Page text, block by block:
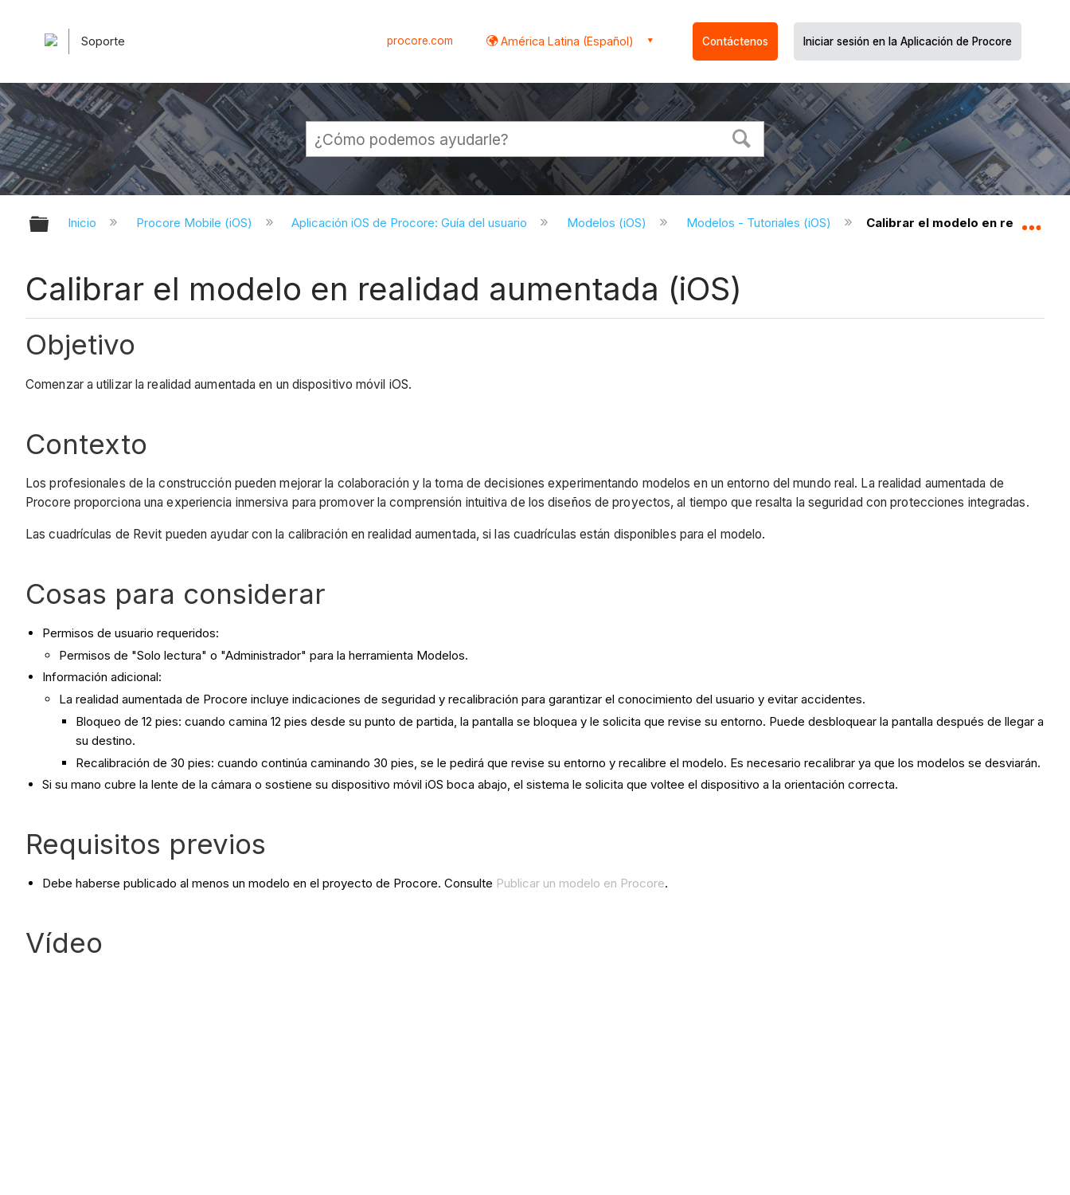
Soporte procore.com América Latina (Español) Contáctenos Iniciar sesión en la Aplicación de Procore
Expandir/contraer jerarquía global
Inicio Procore Mobile (iOS) Aplicación iOS de Procore: Guía del usuario Modelos (iOS) Modelos - Tutoriales (iOS) Calibrar el modelo en realidad
Calibrar el modelo en realidad aumentada (iOS)
Objetivo
Comenzar a utilizar la realidad aumentada en un dispositivo móvil iOS.
Contexto
Los profesionales de la construcción pueden mejorar la colaboración y la toma de decisiones experimentando modelos en un entorno del mundo real. La realidad aumentada de
Procore proporciona una experiencia inmersiva para promover la comprensión intuitiva de los diseños de proyectos, al tiempo que resalta la seguridad con protecciones integradas.
Las cuadrículas de Revit pueden ayudar con la calibración en realidad aumentada, si las cuadrículas están disponibles para el modelo.
Cosas para considerar
Permisos de usuario requeridos:
Permisos de "Solo lectura" o "Administrador" para la herramienta Modelos.
Información adicional:
La realidad aumentada de Procore incluye indicaciones de seguridad y recalibración para garantizar el conocimiento del usuario y evitar accidentes.
Bloqueo de 12 pies: cuando camina 12 pies desde su punto de partida, la pantalla se bloquea y le solicita que revise su entorno. Puede desbloquear la pantalla después de llegar a
su destino.
Recalibración de 30 pies: cuando continúa caminando 30 pies, se le pedirá que revise su entorno y recalibre el modelo. Es necesario recalibrar ya que los modelos se desviarán.
Si su mano cubre la lente de la cámara o sostiene su dispositivo móvil iOS boca abajo, el sistema le solicita que voltee el dispositivo a la orientación correcta.
Requisitos previos
Debe haberse publicado al menos un modelo en el proyecto de Procore. Consulte Publicar un modelo en Procore.
Vídeo